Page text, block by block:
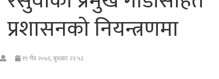
प्रशासनको नियन्त्रणमा
१९ चैत्र २०७६, बुधबार २२:५३